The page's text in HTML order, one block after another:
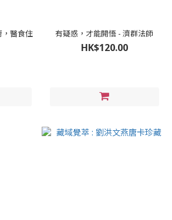
醫食住
有疑惑，才能開悟 - 濟群法師
HK$120.00